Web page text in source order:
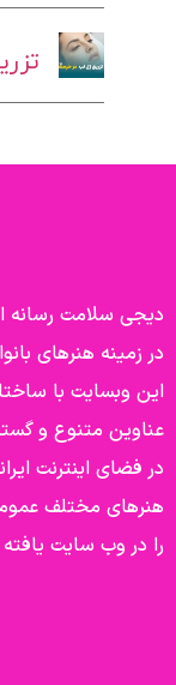
دیجی سلامت رسانه
در زمینه هنرهای
این وبسایت با
عناوین متنوع و
در فضای اینترنت
هنرهای مختلف
را در وب سایت